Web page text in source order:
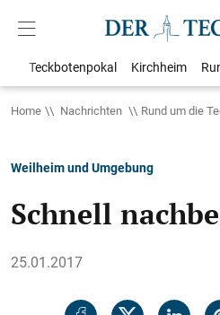
Teckbotenpokal Kirchheim
Home Nachrichten Rund um die
Weilheim und Umgebung
Schnell
25.01.2017